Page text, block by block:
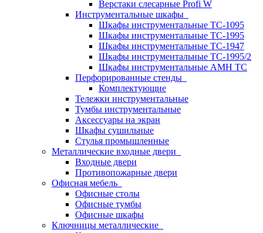
Верстаки слесарные Profi W
Инструментальные шкафы
Шкафы инструментальные TC-1095
Шкафы инструментальные TC-1995
Шкафы инструментальные TC-1947
Шкафы инструментальные TC-1995/2
Шкафы инструментальные AMH TC
Перфорированные стенды
Комплектующие
Тележки инструментальные
Тумбы инструментальные
Аксессуары на экран
Шкафы сушильные
Стулья промышленные
Металлические входные двери
Входные двери
Противопожарные двери
Офисная мебель
Офисные столы
Офисные тумбы
Офисные шкафы
Ключницы металлические